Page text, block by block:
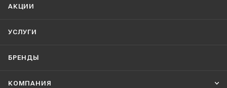
АКЦИИ
УСЛУГИ
БРЕНДЫ
КОМПАНИЯ